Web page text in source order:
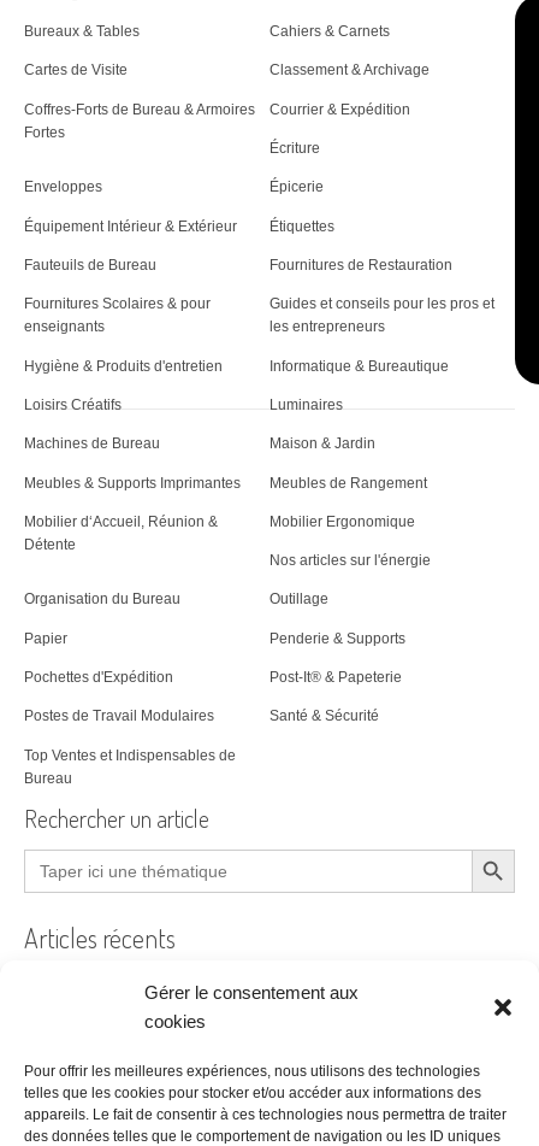
Gérer le consentement aux
cookies
Pour offrir les meilleures expériences, nous utilisons des technologies
telles que les cookies pour stocker et/ou accéder aux informations des
appareils. Le fait de consentir à ces technologies nous permettra de traiter
des données telles que le comportement de navigation ou les ID uniques
Bureaux & Tables Cahiers & Carnets
Cartes de Visite Classement & Archivage
Coffres-Forts de Bureau & Armoires
Fortes
Courrier & Expédition
Écriture
Enveloppes Épicerie
Équipement Intérieur & Extérieur Étiquettes
Fauteuils de Bureau Fournitures de Restauration
Fournitures Scolaires & pour
enseignants
Guides et conseils pour les pros et
les entrepreneurs
Hygiène & Produits d'entretien Informatique & Bureautique
Loisirs Créatifs Luminaires
Machines de Bureau Maison & Jardin
Meubles & Supports Imprimantes Meubles de Rangement
Mobilier d‘Accueil, Réunion &
Détente
Mobilier Ergonomique
Nos articles sur l'énergie
Organisation du Bureau Outillage
Papier Penderie & Supports
Pochettes d'Expédition Post-It® & Papeterie
Postes de Travail Modulaires Santé & Sécurité
Top Ventes et Indispensables de
Bureau
Rechercher un article
Search
for:
Search Button
Articles récents
Prêt à coudre
Acheter ses bureaux, faut-il encore y penser ?